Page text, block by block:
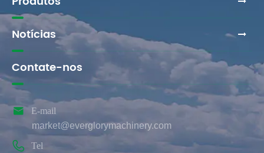
Notícias
Contate-nos

E-mail
market@everglorymachinery.com

Tel